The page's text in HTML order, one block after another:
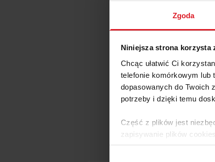
Zgoda
Niniejsza strona korzysta
Chcąc ułatwić Ci
telefonie komórkowym lub
dopasowanych do Twoich
potrzeby i dzięki temu
Część z plików jest
zapisywanie plików
lub po wybraniu opcji
Masz